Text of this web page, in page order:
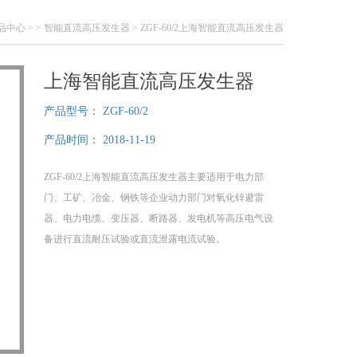
中心 > > 智能直流高压发生器 > ZGF-60/2上海智能直流高压发生器
上海智能直流高压发生器
产品型号： ZGF-60/2
产品时间： 2018-11-19
ZGF-60/2上海智能直流高压发生器主要适用于电力部
门、工矿、冶金、钢铁等企业动力部门对氧化锌避雷
器、电力电缆、变压器、断路器、发电机等高压电气设
备进行直流耐压试验或直流泄露电流试验。